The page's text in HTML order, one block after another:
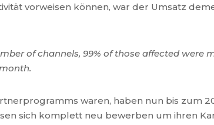
vorweisen können, war der Umsatz
of channels, 99% of those affected were
waren, haben nun bis zum
sich komplett neu bewerben um ihren